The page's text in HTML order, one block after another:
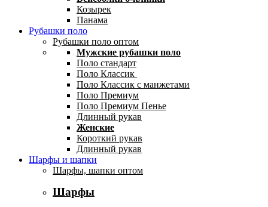
Козырек
Панама
Рубашки поло
Рубашки поло оптом
Мужские рубашки поло
Поло стандарт
Поло Классик
Поло Классик с манжетами
Поло Премиум
Поло Премиум Пенье
Длинный рукав
Женские
Короткий рукав
Длинный рукав
Шарфы и шапки
Шарфы, шапки оптом
Шарфы